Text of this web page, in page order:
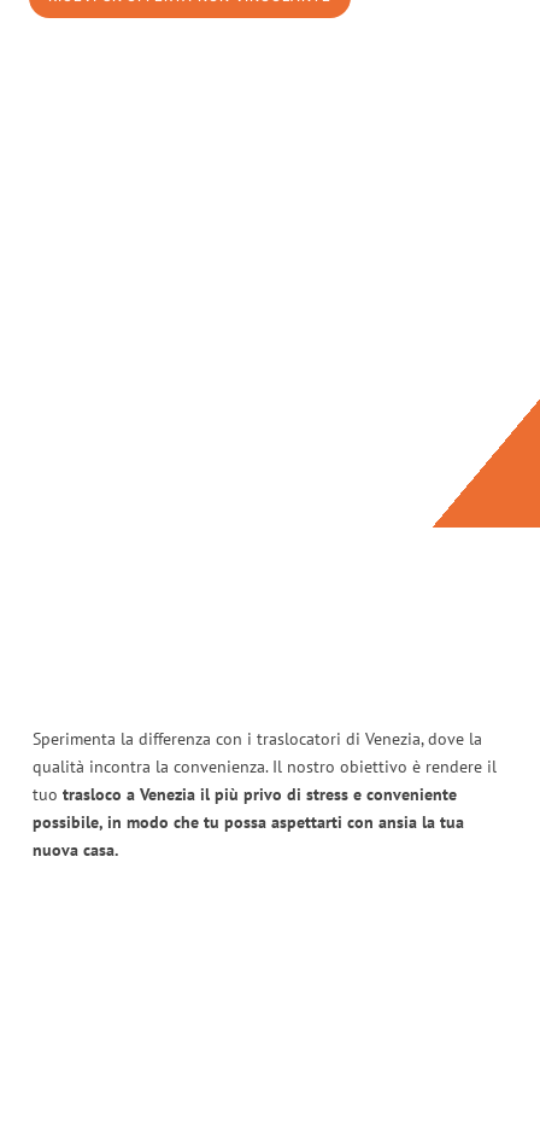
Sperimenta la differenza con i traslocatori di Venezia, dove la
qualità incontra la convenienza. Il nostro obiettivo è rendere il
tuo trasloco a Venezia il più privo di stress e conveniente
possibile, in modo che tu possa aspettarti con ansia la tua
nuova casa.